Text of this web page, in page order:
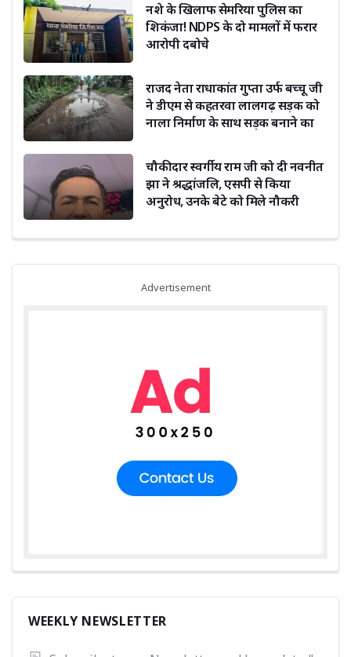
नशे के खिलाफ सेमरिया पुलिस का
शिकंजा! NDPS के दो मामलों में फरार
आरोपी दबोचे
राजद नेता राधाकांत गुप्ता उर्फ बच्चू जी
ने डीएम से कहतरवा लालगढ़ सड़क को
नाला निर्माण के साथ सड़क बनाने का
चौकीदार स्वर्गीय राम जी को दी नवनीत
झा ने श्रद्धांजलि, एसपी से किया
अनुरोध, उनके बेटे को मिले नौकरी
Advertisement
WEEKLY NEWSLETTER